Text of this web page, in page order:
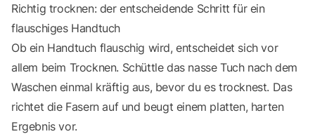
Richtig trocknen: der entscheidende Schritt für ein
flauschiges Handtuch
Ob ein Handtuch flauschig wird, entscheidet sich vor
allem beim Trocknen. Schüttle das nasse Tuch nach dem
Waschen einmal kräftig aus, bevor du es trocknest. Das
richtet die Fasern auf und beugt einem platten, harten
Ergebnis vor.